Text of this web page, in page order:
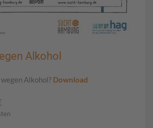
Alkohol
Alkohol? Download